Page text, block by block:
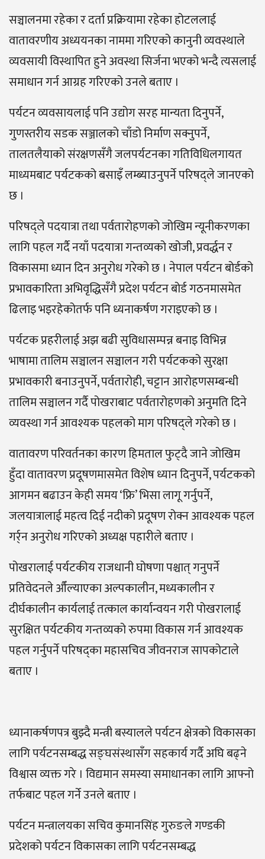
सञ्चालनमा रहेका र दर्ता प्रक्रियामा रहेका होटललाई
वातावरणीय अध्ययनका नाममा गरिएको कानुनी व्यवस्थाले
व्यवसायी विस्थापित हुने अवस्था सिर्जना भएको भन्दै त्यसलाई
समाधान गर्न आग्रह गरिएको उनले बताए ।
पर्यटन व्यवसायलाई पनि उद्योग सरह मान्यता दिनुपर्ने,
गुणस्तरीय सडक सञ्जालको चाँडो निर्माण सक्नुपर्ने,
तालतलैयाको संरक्षणसँगै जलपर्यटनका गतिविधिलगायत
माध्यमबाट पर्यटकको बसाइँ लम्ब्याउनुपर्ने परिषद्ले जानएको
छ ।
परिषद्ले पदयात्रा तथा पर्वतारोहणको जोखिम न्यूनीकरणका
लागि पहल गर्दै नयाँ पदयात्रा गन्तव्यको खोजी, प्रवर्द्धन र
विकासमा ध्यान दिन अनुरोध गरेको छ । नेपाल पर्यटन बोर्डको
प्रभावकारिता अभिवृद्धिसँगै प्रदेश पर्यटन बोर्ड गठनमासमेत
ढिलाइ भइरहेकोतर्फ पनि ध्यनाकर्षण गराइएको छ ।
पर्यटक प्रहरीलाई अझ बढी सुविधासम्पन्न बनाइ विभिन्न
भाषामा तालिम सञ्चालन सञ्चालन गरी पर्यटकको सुरक्षा
प्रभावकारी बनाउनुपर्ने, पर्वतारोही, चट्टान आरोहणसम्बन्धी
तालिम सञ्चालन गर्दै पोखराबाट पर्वतारोहणको अनुमति दिने
व्यवस्था गर्न आवश्यक पहलको माग परिषद्ले गरेको छ ।
वातावरण परिवर्तनका कारण हिमताल फुट्दै जाने जोखिम
हुँदा वातावरण प्रदूषणमासमेत विशेष ध्यान दिनुपर्ने, पर्यटकको
आगमन बढाउन केही समय ‘फ्रि’ भिसा लागू गर्नुपर्ने,
जलयात्रालाई महत्व दिई नदीको प्रदूषण रोक्न आवश्यक पहल
गर्र्न अनुरोध गरिएको अध्यक्ष पहारीले बताए ।
पोखरालाई पर्यटकीय राजधानी घोषणा पश्चात् गनुपर्ने
प्रतिवेदनले औँल्याएका अल्पकालीन, मध्यकालीन र
दीर्घकालीन कार्यलाई तत्काल कार्यान्वयन गरी पोखरालाई
सुरक्षित पर्यटकीय गन्तव्यको रुपमा विकास गर्न आवश्यक
पहल गर्नुपर्ने परिषद्का महासचिव जीवनराज सापकोटाले
बताए ।
ध्यानाकर्षणपत्र बुझ्दै मन्त्री बस्यालले पर्यटन क्षेत्रको विकासका
लागि पर्यटनसम्बद्ध सङ्घसंस्थासँग सहकार्य गर्दै अघि बढ्ने
विश्वास व्यक्त गरे । विद्यमान समस्या समाधानका लागि आफ्नो
तर्फबाट पहल गर्ने उनले बताए ।
पर्यटन मन्त्रालयका सचिव कुमानसिंह गुरुङले गण्डकी
प्रदेशको पर्यटन विकासका लागि पर्यटनसम्बद्ध